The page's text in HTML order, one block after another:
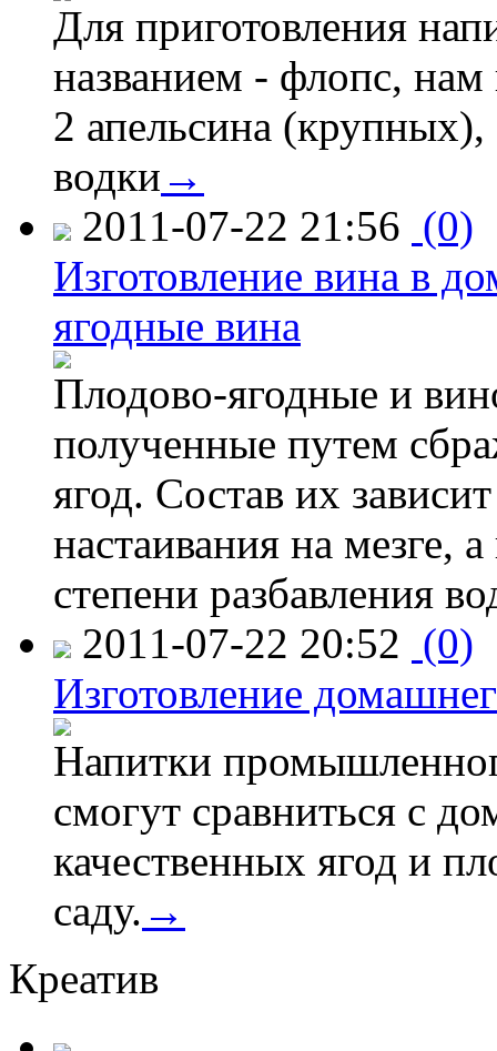
Для приготовления
названием - флопс, нам
2 апельсина
водки →
2011-07-22 21:56 (0)
Изготовление вина в
ягодные вина
Плодово-ягодные и
полученные путем
ягод. Состав их
настаивания на мезге,
степени разбавления
2011-07-22 20:52 (0)
Изготовление
Напитки
смогут сравниться с
качественных ягод и
саду. →
Креатив